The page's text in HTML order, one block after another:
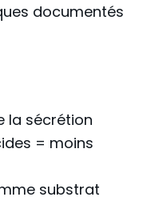
documentés
la sécrétion
= moins
substrat